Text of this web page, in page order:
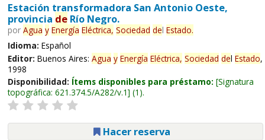
Estación transformadora San Antonio Oeste,
provincia deRío Negro.
por Agua y Energía Eléctrica, Sociedad del Estado.
Idioma: Español
Editor: Buenos Aires: Agua y Energía Eléctrica, Sociedad del Estado,
1998
Disponibilidad: Ítems disponibles para préstamo: Signatura
topográfica: 621.374.5/A282/v.1 (1).
Hacer reserva